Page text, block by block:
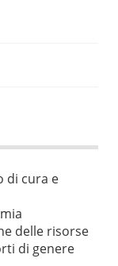
di cura e
delle risorse
di genere